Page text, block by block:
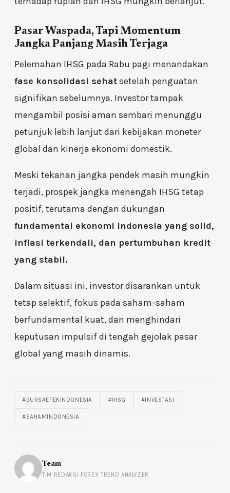
Pasar Waspada, Tapi Momentum
Jangka Panjang Masih Terjaga
Pelemahan IHSG pada Rabu pagi menandakan
fase konsolidasi sehatsetelah penguatan
signifikan sebelumnya. Investor tampak
mengambil posisi aman sembari menunggu
petunjuk lebih lanjut dari kebijakan moneter
global dan kinerja ekonomi domestik.
Meski tekanan jangka pendek masih mungkin
terjadi, prospek jangka menengah IHSG tetap
positif, terutama dengan dukungan
fundamental ekonomi Indonesia yang solid,
inflasi terkendali, dan pertumbuhan kredit
yang stabil.
Dalam situasi ini, investor disarankan untuk
tetap selektif, fokus pada saham-saham
berfundamental kuat, dan menghindari
keputusan impulsif di tengah gejolak pasar
global yang masih dinamis.
#BURSAEFEKINDONESIA #IHSG #INVESTASI
#SAHAMINDONESIA
Team
TIM REDAKSI FOREX TREND ANALYZER